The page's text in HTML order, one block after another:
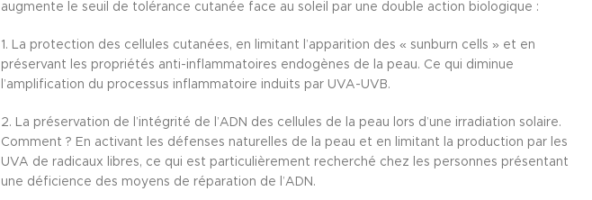
augmente le seuil de tolérance cutanée face au soleil par une double action biologique :
1. La protection des cellules cutanées, en limitant l’apparition des « sunburn cells » et en
préservant les propriétés anti-inflammatoires endogènes de la peau. Ce qui diminue
l’amplification du processus inflammatoire induits par UVA-UVB.
2. La préservation de l’intégrité de l’ADN des cellules de la peau lors d’une irradiation solaire.
Comment ? En activant les défenses naturelles de la peau et en limitant la production par les
UVA de radicaux libres, ce qui est particulièrement recherché chez les personnes présentant
une déficience des moyens de réparation de l’ADN.